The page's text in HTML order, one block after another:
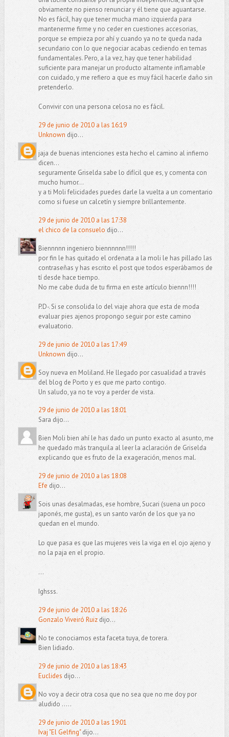
obviamente no pienso renunciar y él tiene que aguantarse.
No es fácil, hay que tener mucha mano izquierda para
mantenerme firme y no ceder en cuestiones accesorias,
porque se empieza por ahí y cuando ya no te queda nada
secundario con lo que negociar acabas cediendo en temas
fundamentales. Pero, a la vez, hay que tener habilidad
suficiente para manejar un producto altamente inflamable
con cuidado, y me refiero a que es muy fácil hacerle daño sin
pretenderlo.
Convivir con una persona celosa no es fácil.
29 de junio de 2010 a las 16:19
Unknown dijo...
jaja de buenas intenciones esta hecho el camino al infierno
dicen...
seguramente Griselda sabe lo difícil que es, y comenta con
mucho humor...
y a ti Moli felicidades puedes darle la vuelta a un comentario
como si fuese un calcetín y siempre brillantemente.
29 de junio de 2010 a las 17:38
el chico de la consuelo dijo...
Biennnnn ingeniero biennnnnn!!!!!
por fin le has quitado el ordenata a la moli le has pillado las
contraseñas y has escrito el post que todos esperábamos de
tí desde hace tiempo.
No me cabe duda de tu firma en este artículo biennn!!!!
P.D-. Si se consolida lo del viaje ahora que esta de moda
evaluar pies ajenos propongo seguir por este camino
evaluatorio.
29 de junio de 2010 a las 17:49
Unknown dijo...
Soy nueva en Moliland. He llegado por casualidad a través
del blog de Porto y es que me parto contigo.
Un saludo, ya no te voy a perder de vista.
29 de junio de 2010 a las 18:01
Sara dijo...
Bien Moli bien ahí le has dado un punto exacto al asunto, me
he quedado más tranquila al leer la aclaración de Griselda
explicando que es fruto de la exageración, menos mal.
29 de junio de 2010 a las 18:08
Efe dijo...
Sois unas desalmadas, ese hombre, Sucari (suena un poco
japonés, me gusta), es un santo varón de los que ya no
quedan en el mundo.
Lo que pasa es que las mujeres veis la viga en el ojo ajeno y
no la paja en el propio.
...
Ighsss.
29 de junio de 2010 a las 18:26
Gonzalo Viveiró Ruizdijo...
No te conociamos esta faceta tuya, de torera.
Bien lidiado.
29 de junio de 2010 a las 18:43
Euclides dijo...
No voy a decir otra cosa que no sea que no me doy por
aludido .....
29 de junio de 2010 a las 19:01
Ivaj "El Gelfing"dijo...